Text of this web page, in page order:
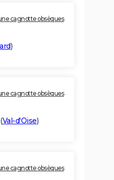
cagnotte obsèques
)
cagnotte obsèques
(Val-d'Oise)
cagnotte obsèques